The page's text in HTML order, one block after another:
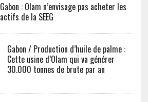
Gabon : Olam n’envisage pas acheter les
actifs de la SEEG
Gabon / Production d’huile de palme :
Cette usine d’Olam qui va générer
30.000 tonnes de brute par an